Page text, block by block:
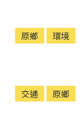
原鄉 環境
交通 原鄉